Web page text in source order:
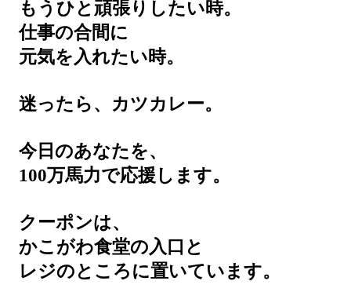
もうひと頑張りしたい時。
仕事の合間に
元気を入れたい時。
迷ったら、カツカレー。
今日のあなたを、
100万馬力で応援します。
クーポンは、
かこがわ食堂の入口と
レジのところに置いています。